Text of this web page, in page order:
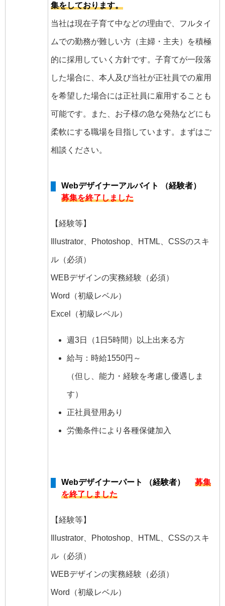
集をしております。
当社は現在子育て中などの理由で、フルタイ
ムでの勤務が難しい方（主婦・主夫）を積極
的に採用していく方針です。子育てが一段落
した場合に、本人及び当社が正社員での雇用
を希望した場合には正社員に雇用することも
可能です。また、お子様の急な発熱などにも
柔軟にする職場を目指しています。まずはご
相談ください。
Webデザイナーアルバイト （経験者）
募集を終了しました
【経験等】
Illustrator、Photoshop、HTML、CSSのスキ
ル（必須）
WEBデザインの実務経験（必須）
Word（初級レベル）
Excel（初級レベル）
週3日（1日5時間）以上出来る方
給与：時給1550円～
（但し、能力・経験を考慮し優遇しま
す）
正社員登用あり
労働条件により各種保健加入
Webデザイナーパート （経験者） 募集
を終了しました
【経験等】
Illustrator、Photoshop、HTML、CSSのスキ
ル（必須）
WEBデザインの実務経験（必須）
Word（初級レベル）